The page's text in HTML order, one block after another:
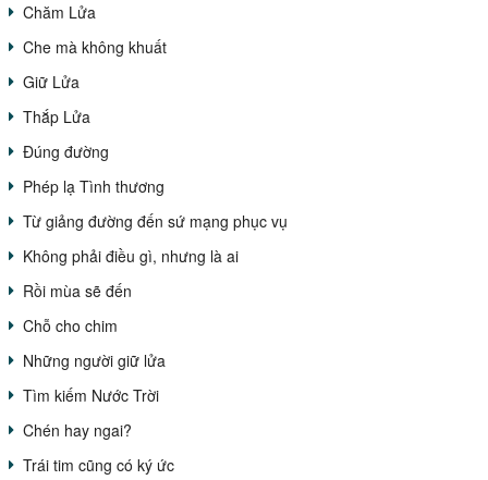
Chăm Lửa
Che mà không khuất
Giữ Lửa
Thắp Lửa
Đúng đường
Phép lạ Tình thương
Từ giảng đường đến sứ mạng phục vụ
Không phải điều gì, nhưng là ai
Rồi mùa sẽ đến
Chỗ cho chim
Những người giữ lửa
Tìm kiếm Nước Trời
Chén hay ngai?
Trái tim cũng có ký ức